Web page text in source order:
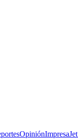
OpiniónImpresa